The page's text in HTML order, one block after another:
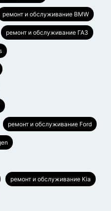
ремонт и обслуживание BMW
ремонт и обслуживание ГАЗ
ремонт и обслуживание Ford
ремонт и обслуживание Kia